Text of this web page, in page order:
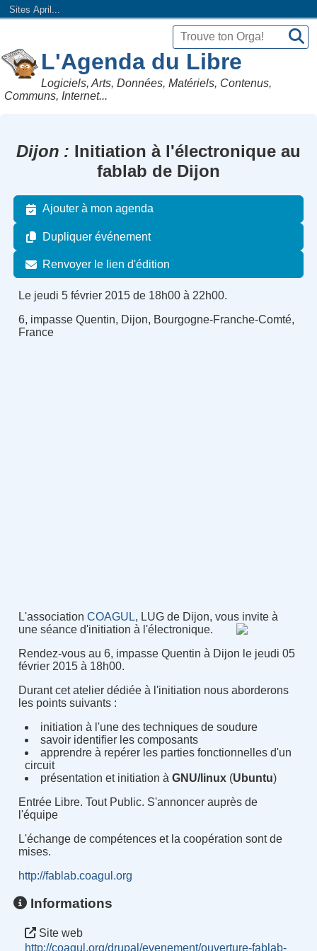
Sites April...
L'Agenda du Libre
Logiciels, Arts, Données, Matériels, Contenus,
Communs, Internet...
Dijon
Initiation à l'électronique au
fablab de Dijon
Ajouter à mon agenda
Dupliquer événement
Renvoyer le lien d'édition
Le jeudi 5 février 2015 de 18h00 à 22h00.
6, impasse Quentin, Dijon, Bourgogne-Franche-Comté,
France
L'association COAGUL, LUG de Dijon, vous invite à
une séance d'initiation à l'électronique.
Rendez-vous au 6, impasse Quentin à Dijon le jeudi 05
février 2015 à 18h00.
Durant cet atelier dédiée à l'initiation nous aborderons
les points suivants :
initiation à l'une des techniques de soudure
savoir identifier les composants
apprendre à repérer les parties fonctionnelles d'un
circuit
présentation et initiation à GNU/linux (Ubuntu)
Entrée Libre. Tout Public. S'annoncer auprès de
l'équipe
L'échange de compétences et la coopération sont de
mises.
http://fablab.coagul.org
Informations
Site web
http://coagul.org/drupal/evenement/ouverture-fablab-